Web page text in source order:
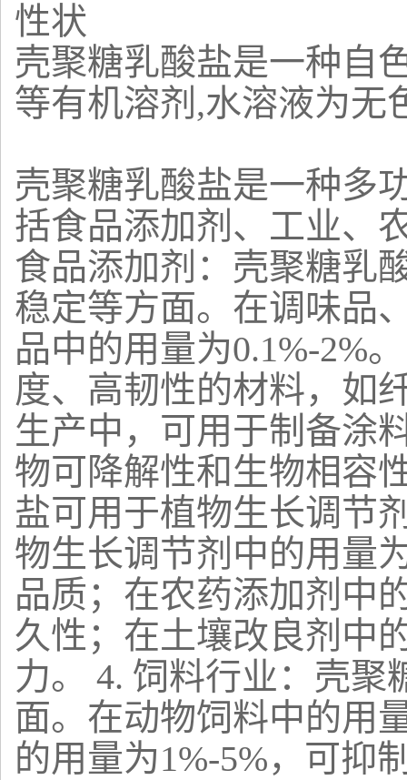
性状
壳聚糖乳酸盐是一种自
等有机溶剂,水溶液为无
壳聚糖乳酸盐是一种多
括食品添加剂、工业、
食品添加剂：壳聚糖乳
稳定等方面。在调味品
品中的用量为0.1%-2%
度、高韧性的材料，如
生产中，可用于制备涂
物可降解性和生物相容
盐可用于植物生长调节
物生长调节剂中的用量
品质；在农药添加剂中
久性；在土壤改良剂中
力。 4. 饲料行业：壳
面。在动物饲料中的用
的用量为1%-5%，可抑